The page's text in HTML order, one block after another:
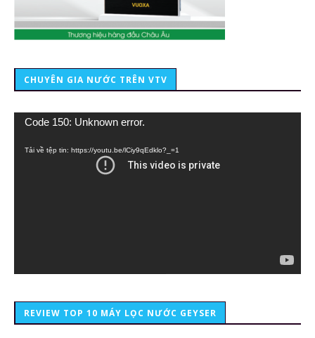
CHUYÊN GIA NƯỚC TRÊN VTV
Trình
Code 150: Unknown error.
Tải về tệp tin: https://youtu.be/lCiy9qEdklo?_=1
REVIEW TOP 10 MÁY LỌC NƯỚC GEYSER